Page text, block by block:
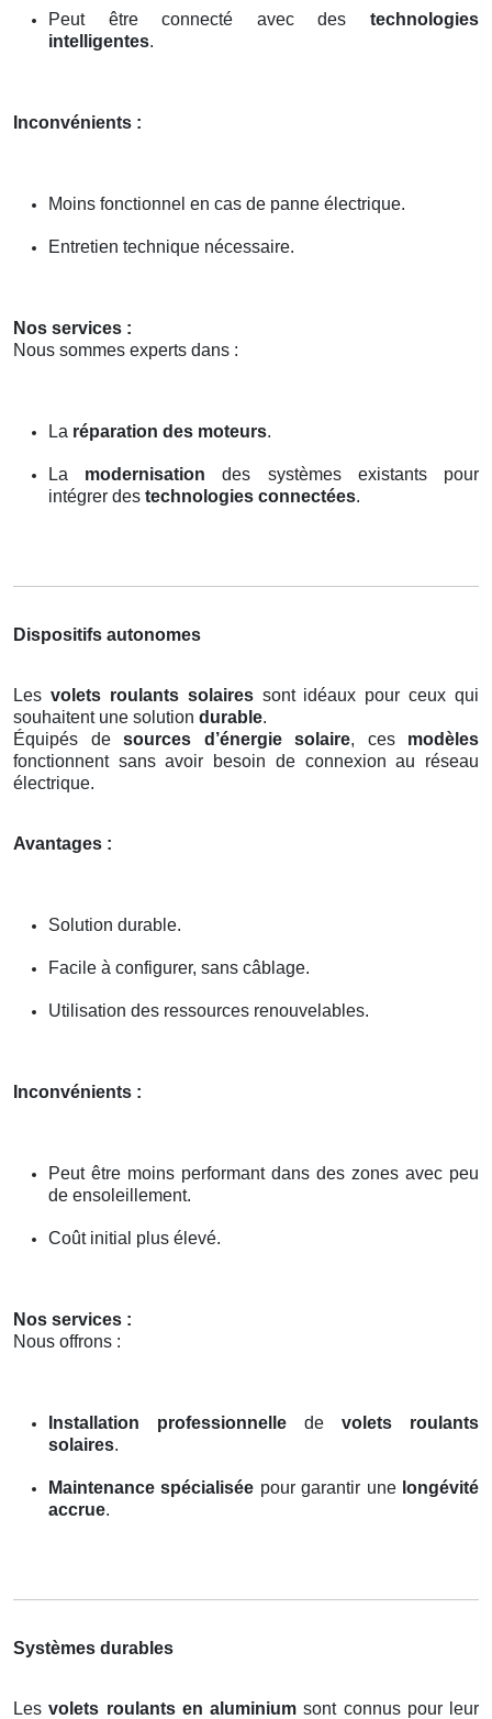
Peut être connecté avec des technologies
intelligentes.
Inconvénients :
Moins fonctionnel en cas de panne électrique.
Entretien technique nécessaire.
Nos services :
Nous sommes experts dans :
La réparation des moteurs.
La modernisation des systèmes existants pour
intégrer des technologies connectées.
Dispositifs autonomes
Les volets roulants solairessont idéaux pour ceux qui
souhaitent une solution durable.
Équipés de sources d’énergie solaire, ces modèles
fonctionnent sans avoir besoin de connexion au réseau
électrique.
Avantages :
Solution durable.
Facile à configurer, sans câblage.
Utilisation des ressources renouvelables.
Inconvénients :
Peut être moins performant dans des zones avec peu
de ensoleillement.
Coût initial plus élevé.
Nos services :
Nous offrons :
Installation professionnelle de volets roulants
solaires.
Maintenance spécialisée pour garantir une longévité
accrue.
Systèmes durables
Lesvolets roulants en aluminium sont connus pour leur